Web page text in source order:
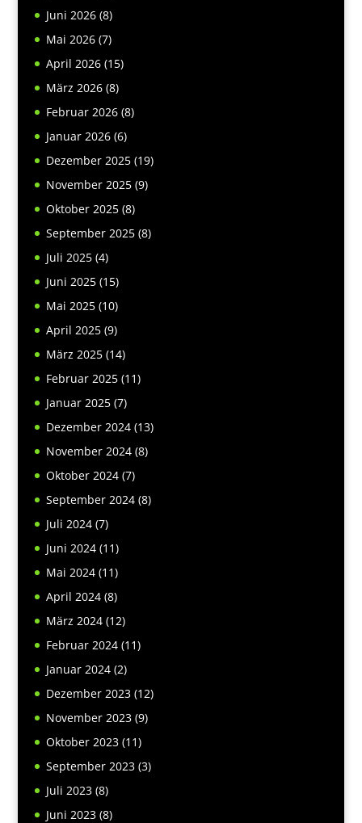
Juni 2026(8)
Mai 2026(7)
April 2026(15)
März 2026(8)
Februar 2026(8)
Januar 2026(6)
Dezember 2025(19)
November 2025(9)
Oktober 2025(8)
September 2025(8)
Juli 2025(4)
Juni 2025(15)
Mai 2025(10)
April 2025(9)
März 2025(14)
Februar 2025(11)
Januar 2025(7)
Dezember 2024(13)
November 2024(8)
Oktober 2024(7)
September 2024(8)
Juli 2024(7)
Juni 2024(11)
Mai 2024(11)
April 2024(8)
März 2024(12)
Februar 2024(11)
Januar 2024(2)
Dezember 2023(12)
November 2023(9)
Oktober 2023(11)
September 2023(3)
Juli 2023(8)
Juni 2023(8)